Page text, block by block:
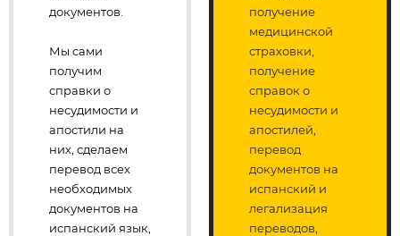
документов.
Мы сами
получим
справки о
несудимости и
апостили на
них, сделаем
перевод всех
необходимых
документов на
испанский язык,
получение
медицинской
страховки,
получение
справок о
несудимости и
апостилей,
перевод
документов на
испанский и
легализация
переводов,